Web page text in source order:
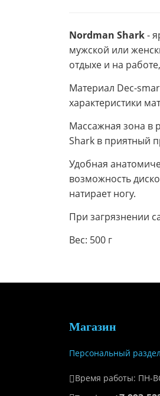
Nordman Shark-
мужской или
отдыхе и на
Материал Dec-
характеристики
Массажная зона в
Shark в приятный
Удобная
возможность
натирает ногу.
При загрязнении
Вес: 500 г
Магазин
Персональный раздел
Время работы: ПН-